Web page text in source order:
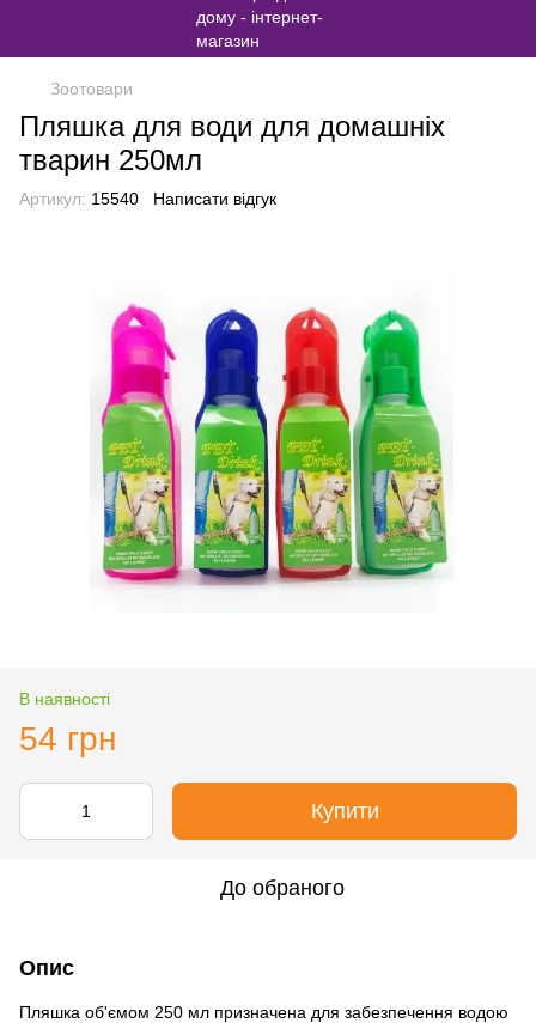
Зоотовари
Пляшка для води для домашніх
тварин 250мл
Артикул: 15540 Написати відгук
В наявності
54 грн
Купити
До обраного
Опис
Пляшка об'ємом 250 мл призначена для забезпечення водою